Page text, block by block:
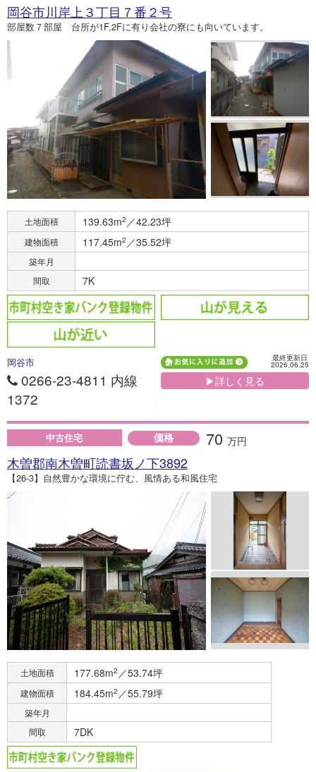
岡谷市川岸上３丁目７番２号
部屋数７部屋 台所が1F,2Fに有り会社の寮にも向いています。
土地面積 139.63m2 ／42.23坪
建物面積 117.45m2 ／35.52坪
築年月
間取
7K
岡谷市
0266-23-4811 内線
1372
最終更新日
2026.06.25
▶詳しく見る
中古住宅 価格 70 万円
木曽郡南木曽町読書坂ノ下3892
【26-3】自然豊かな環境に佇む、風情ある和風住宅
土地面積 177.68m2 ／53.74坪
建物面積 184.45m2 ／55.79坪
築年月
間取
7DK